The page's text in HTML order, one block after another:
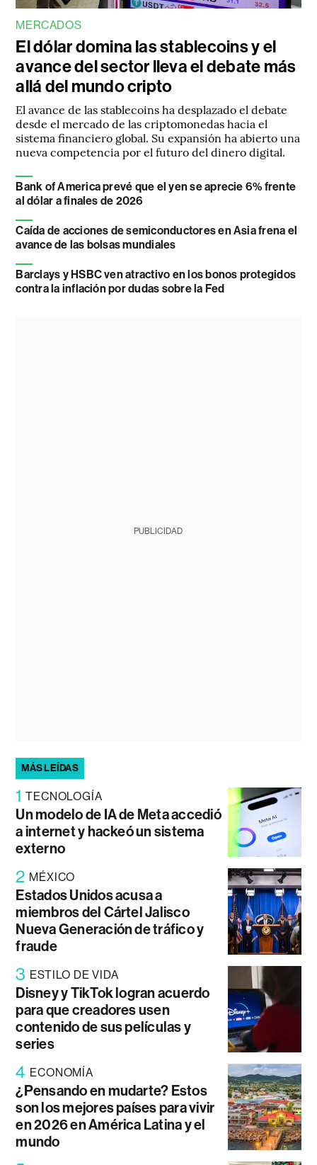
MERCADOS
El dólar domina las stablecoins y el
avance del sector lleva el debate más
allá del mundo cripto
El avance de las stablecoins ha desplazado el debate
desde el mercado de las criptomonedas hacia el
sistema financiero global. Su expansión ha abierto una
nueva competencia por el futuro del dinero digital.
Bank of America prevé que el yen se aprecie 6% frente
al dólar a finales de 2026
Caída de acciones de semiconductores en Asia frena el
avance de las bolsas mundiales
Barclays y HSBC ven atractivo en los bonos protegidos
contra la inflación por dudas sobre la Fed
PUBLICIDAD
MÁS LEÍDAS
1 TECNOLOGÍA
Un modelo de IA de Meta accedió
a internet y hackeó un sistema
externo
2 MÉXICO
Estados Unidos acusa a
miembros del Cártel Jalisco
Nueva Generación de tráfico y
fraude
3 ESTILO DE VIDA
Disney y TikTok logran acuerdo
para que creadores usen
contenido de sus películas y
series
4 ECONOMÍA
¿Pensando en mudarte? Estos
son los mejores países para vivir
en 2026 en América Latina y el
mundo